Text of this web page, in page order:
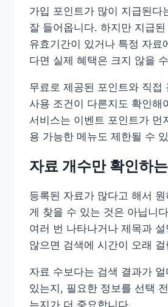
가입 포인트가 많이 지급된다
잘 들어옵니다. 하지만 지급
유효기간이 있거나 특정 자료
다면 실제 혜택은 크지 않을
무료로 제공된 포인트와 직접
사용 조건이 다른지도 확인해
서비스는 이벤트 포인트가 먼
용 가능한 메뉴도 제한될 수
자료 개수만 확인하
등록된 자료가 많다고 해서
게 찾을 수 있는 것은 아닙니
여러 번 나타나거나 제목과 설
않으면 검색에 시간이 오래 걸
자료 수보다는 검색 결과가 얼
있는지, 필요한 정보를 선택
는지가 더 중요합니다.